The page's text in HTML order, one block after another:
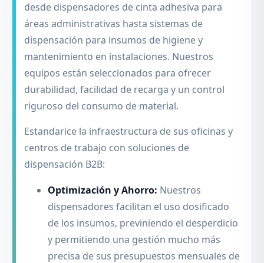
desde dispensadores de cinta adhesiva para
áreas administrativas hasta sistemas de
dispensación para insumos de higiene y
mantenimiento en instalaciones. Nuestros
equipos están seleccionados para ofrecer
durabilidad, facilidad de recarga y un control
riguroso del consumo de material.
Estandarice la infraestructura de sus oficinas y
centros de trabajo con soluciones de
dispensación B2B:
Optimización y Ahorro: Nuestros
dispensadores facilitan el uso dosificado
de los insumos, previniendo el desperdicio
y permitiendo una gestión mucho más
precisa de sus presupuestos mensuales de